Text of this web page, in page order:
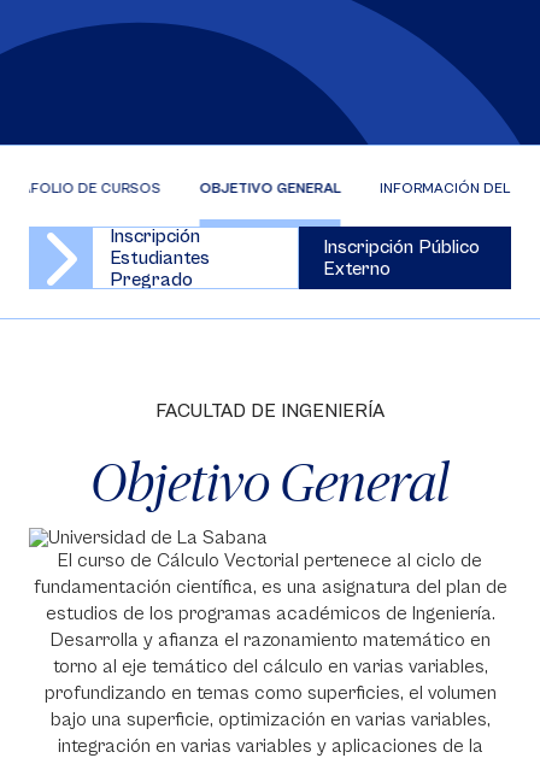
DE CURSOS OBJETIVO GENERAL INFORMACIÓN DEL
Inscripción
Estudiantes
Pregrado
Inscripción Público
Externo
FACULTAD DE INGENIERÍA
Objetivo General
El curso de Cálculo Vectorial pertenece al ciclo de
fundamentación científica, es una asignatura del plan de
estudios de los programas académicos de Ingeniería.
Desarrolla y afianza el razonamiento matemático en
torno al eje temático del cálculo en varias variables,
profundizando en temas como superficies, el volumen
bajo una superficie, optimización en varias variables,
integración en varias variables y aplicaciones de la